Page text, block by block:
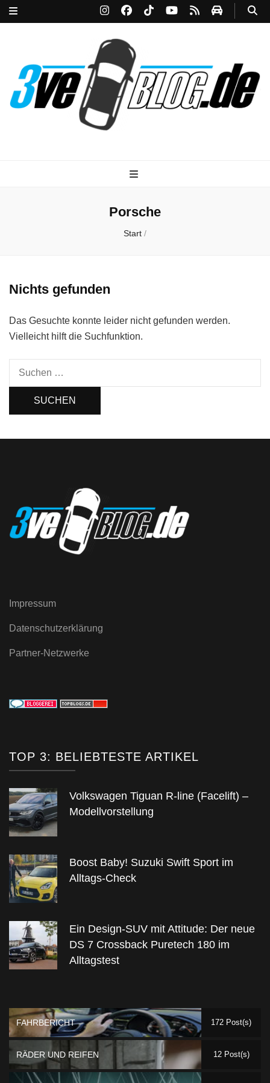
Porsche
Start /
Nichts gefunden
Das Gesuchte konnte leider nicht gefunden werden.
Vielleicht hilft die Suchfunktion.
Impressum
Datenschutzerklärung
Partner-Netzwerke
TOP 3: BELIEBTESTE ARTIKEL
Volkswagen Tiguan R-line (Facelift) –
Modellvorstellung
Boost Baby! Suzuki Swift Sport im
Alltags-Check
Ein Design-SUV mit Attitude: Der neue
DS 7 Crossback Puretech 180 im
Alltagstest
FAHRBERICHT 172 Post(s)
RÄDER UND REIFEN 12 Post(s)